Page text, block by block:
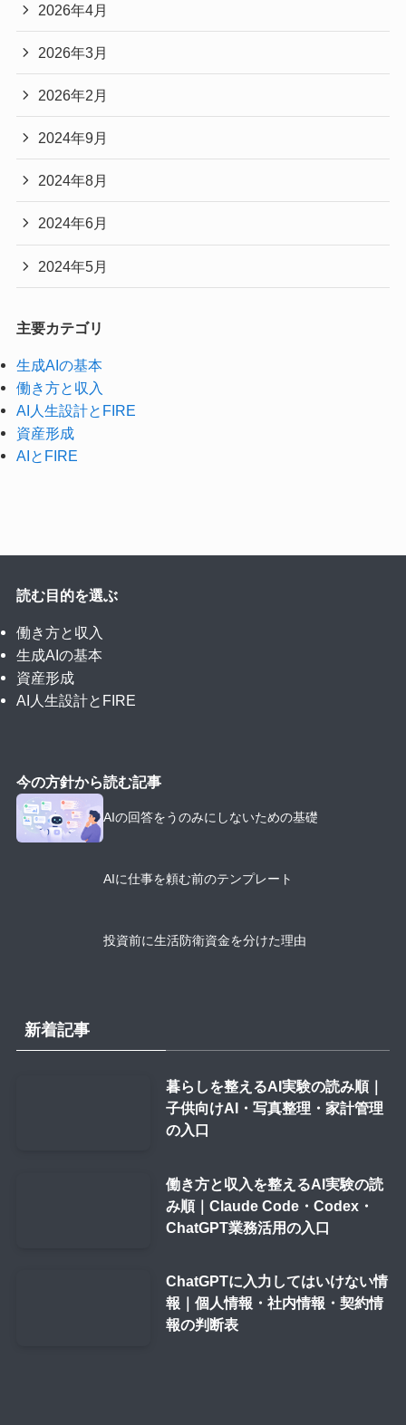
2026年4月
2026年3月
2026年2月
2024年9月
2024年8月
2024年6月
2024年5月
主要カテゴリ
生成AIの基本
働き方と収入
AI人生設計とFIRE
資産形成
AIとFIRE
読む目的を選ぶ
働き方と収入
生成AIの基本
資産形成
AI人生設計とFIRE
今の方針から読む記事
AIの回答をうのみにしないための基礎
AIに仕事を頼む前のテンプレート
投資前に生活防衛資金を分けた理由
新着記事
暮らしを整えるAI実験の読み順｜
子供向けAI・写真整理・家計管理
の入口
働き方と収入を整えるAI実験の読
み順｜Claude Code・Codex・
ChatGPT業務活用の入口
ChatGPTに入力してはいけない情
報｜個人情報・社内情報・契約情
報の判断表